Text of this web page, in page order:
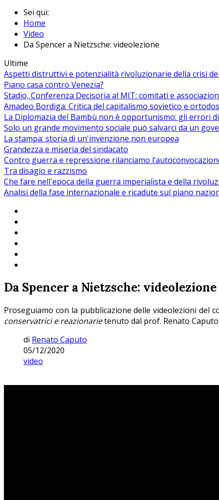
Sei qui:
Home
Video
Da Spencer a Nietzsche: videolezione
Ultime
Aspetti distruttivi e potenzialità rivoluzionarie della crisi
Piano casa contro Venezia?
Stadio, Conferenza Decisoria al MIT: comitati e
Amadeo Bordiga: Critica del capitalismo sovietico e
La Diplomazia del Bambù non è opportunismo: gli errori
Solo un grande movimento sociale può salvarci da un
La stampa: storia di un'invenzione non europea
Grandezza e miseria del sindacato
Contro guerra e repressione rilanciamo
Tra disagio e razzismo
Che fare nell'epoca della guerra imperialista e della
Analisi della fase internazionale e ricadute sul piano
Da Spencer a Nietzsche: videolezione
Proseguiamo con la pubblicazione delle videolezioni del
conservatrici e reazionarietenuto dal prof. Renato Caputo
di Renato Caputo
05/12/2020
video